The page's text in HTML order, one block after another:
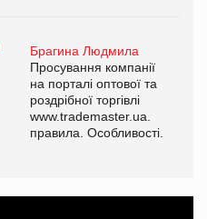
Брагина Людмила
Просування компанії
на порталі оптової та
роздрібної торгівлі
www.trademaster.ua.
правила. Особливості.